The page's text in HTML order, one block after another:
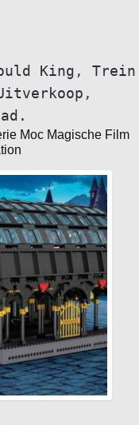
King , Trein
,
Moc Magische Film